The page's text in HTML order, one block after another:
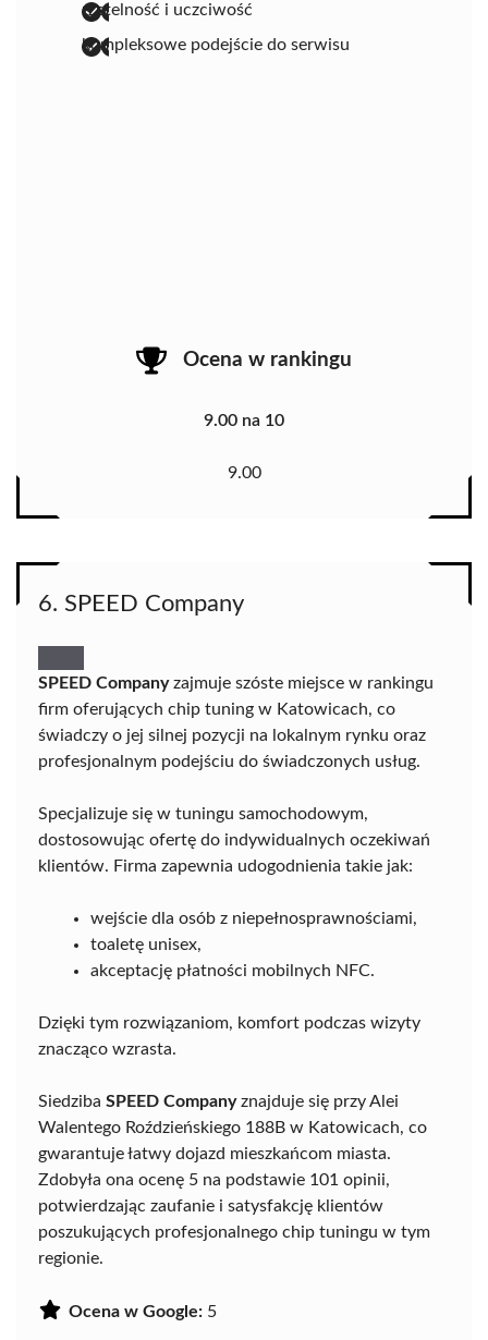
rzetelność i uczciwość
kompleksowe podejście do serwisu
Ocena w rankingu
9.00 na 10
9.00
6. SPEED Company
SPEED Companyzajmuje szóste miejsce w rankingu
firm oferujących chip tuning w Katowicach, co
świadczy o jej silnej pozycji na lokalnym rynku oraz
profesjonalnym podejściu do świadczonych usług.
Specjalizuje się w tuningu samochodowym,
dostosowując ofertę do indywidualnych oczekiwań
klientów. Firma zapewnia udogodnienia takie jak:
wejście dla osób z niepełnosprawnościami,
toaletę unisex,
akceptację płatności mobilnych NFC.
Dzięki tym rozwiązaniom, komfort podczas wizyty
znacząco wzrasta.
Siedziba SPEED Companyznajduje się przy Alei
Walentego Roździeńskiego 188B w Katowicach, co
gwarantuje łatwy dojazd mieszkańcom miasta.
Zdobyła ona ocenę 5 na podstawie 101 opinii,
potwierdzając zaufanie i satysfakcję klientów
poszukujących profesjonalnego chip tuningu w tym
regionie.
Ocena w Google: 5